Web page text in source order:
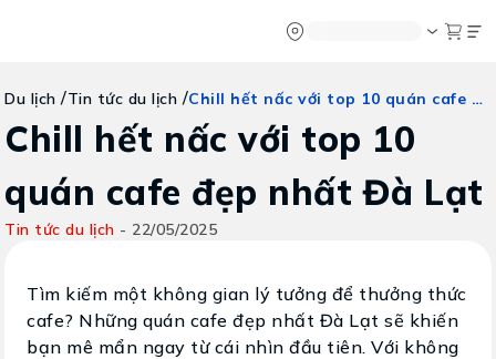
Vận chuyển
Khuyến mãi
Liên hệ
Tạp chí du lịch
Khảo sát tỷ lệ đạt visa
Vietravel
Du lịch /Tin tức du lịch / Chill hết nấc với top 10 quán cafe đẹp nhất Đà Lạt
Chill hết nấc với top 10
quán cafe đẹp nhất Đà Lạt
Tin tức du lịch - 22/05/2025
Tìm kiếm một không gian lý tưởng để thưởng thức
cafe? Những quán cafe đẹp nhất Đà Lạt sẽ khiến
bạn mê mẩn ngay từ cái nhìn đầu tiên. Với không